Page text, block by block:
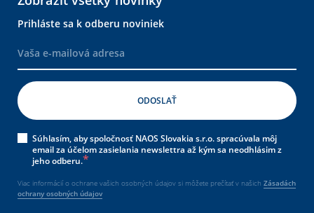
Prihláste sa k odberu noviniek
Súhlasím, aby spoločnosť NAOS Slovakia s.r.o. spracúvala môj
email za účelom zasielania newslettra až kým sa neodhlásim z
jeho odberu.
Viac informácií o ochrane vašich osobných údajov si môžete prečítať v našich Zásadách
ochrany osobných údajov